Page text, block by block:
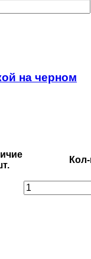
на черном